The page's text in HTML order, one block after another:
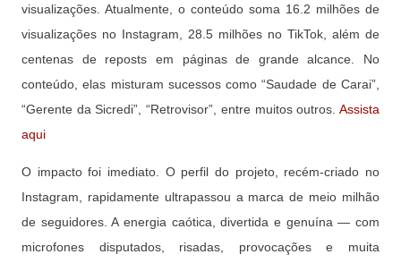
visualizações. Atualmente, o conteúdo soma 16.2 milhões de
visualizações no Instagram, 28.5 milhões no TikTok, além de
centenas de reposts em páginas de grande alcance. No
conteúdo, elas misturam sucessos como “Saudade de Carai”,
“Gerente da Sicredi”, “Retrovisor”, entre muitos outros. Assista
aqui
O impacto foi imediato. O perfil do projeto, recém-criado no
Instagram, rapidamente ultrapassou a marca de meio milhão
de seguidores. A energia caótica, divertida e genuína — com
microfones disputados, risadas, provocações e muita